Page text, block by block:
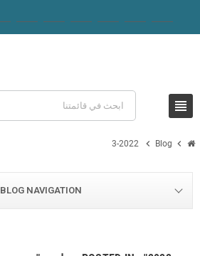
view_headline
chevron_right
Blog
chevron_right
3-2022
BLOG NAVIGATION